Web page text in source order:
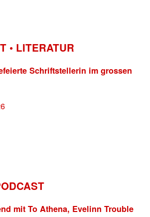
• LITERATUR
Schriftstellerin im grossen
mit To Athena, Evelinn Trouble